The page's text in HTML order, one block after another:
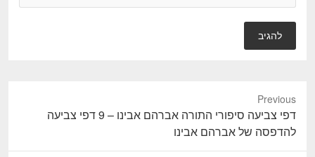
Previous
P
r
e
דפי צביעה סיפורי התורה אברהם אבינו – 9 דפי צביעה
להדפסה של אברהם אבינו